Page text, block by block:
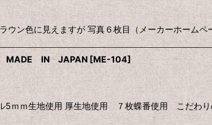
ン色に見えますが 写真６枚目（メーカーホーム
MADE IN JAPAN[ME-104]
ｍ生地使用 厚生地使用 ７枚蝶番使用 こだわり